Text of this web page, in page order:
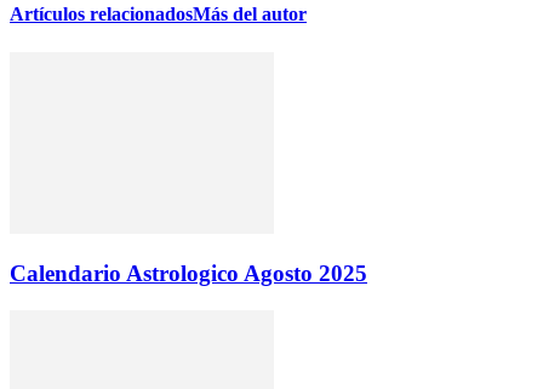
Artículos relacionadosMás del autor
Calendario Astrologico Agosto 2025